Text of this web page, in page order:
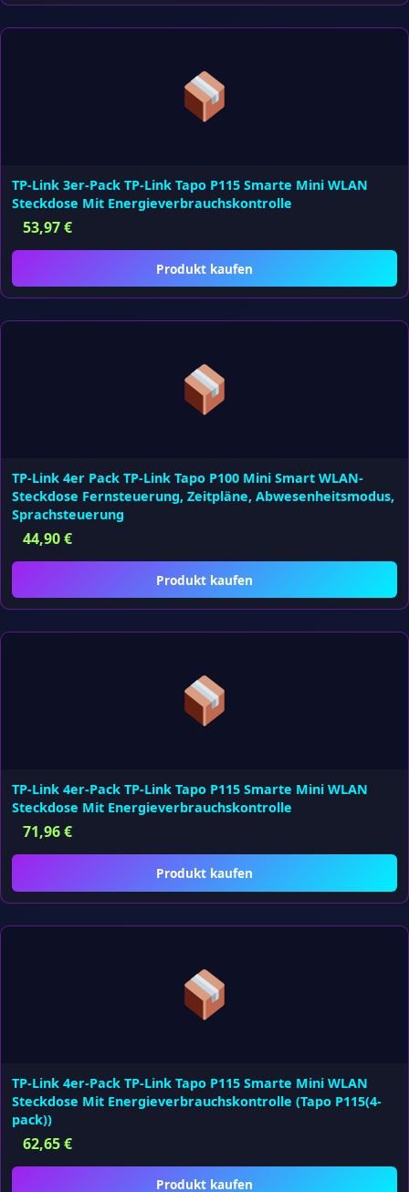
TP-Link 3er-Pack TP-Link Tapo P115 Smarte Mini WLAN
Steckdose Mit Energieverbrauchskontrolle
53,97€
Produkt kaufen
TP-Link 4er Pack TP-Link Tapo P100 Mini Smart WLAN-
Steckdose Fernsteuerung, Zeitpläne, Abwesenheitsmodus,
Sprachsteuerung
44,90€
Produkt kaufen
TP-Link 4er-Pack TP-Link Tapo P115 Smarte Mini WLAN
Steckdose Mit Energieverbrauchskontrolle
71,96€
Produkt kaufen
TP-Link 4er-Pack TP-Link Tapo P115 Smarte Mini WLAN
Steckdose Mit Energieverbrauchskontrolle (Tapo P115(4-
pack))
62,65€
Produkt kaufen